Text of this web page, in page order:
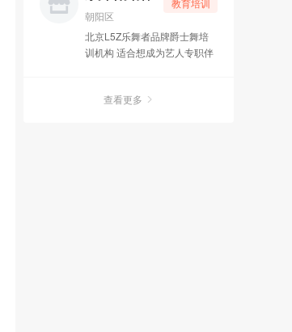
伽身心灵的修行。当然一个月
的学习之后，还需要以后更精
进的习练，才能真正成为一名
合格的瑜伽分享者。
教育培训
朝阳区
北京L5Z乐舞者品牌爵士舞培
训机构 适合想成为艺人专职伴
的舞者！均可报此班，颁发国
查看更多